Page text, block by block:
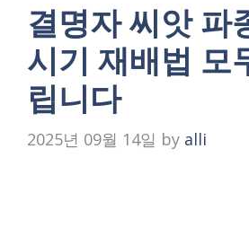
결명자 씨앗 파
시기 재배법 모
립니다
2025년 09월 14일 by alli